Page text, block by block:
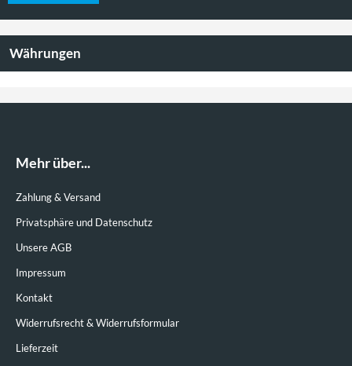
Währungen
Mehr über...
Zahlung & Versand
Privatsphäre und Datenschutz
Unsere AGB
Impressum
Kontakt
Widerrufsrecht & Widerrufsformular
Lieferzeit